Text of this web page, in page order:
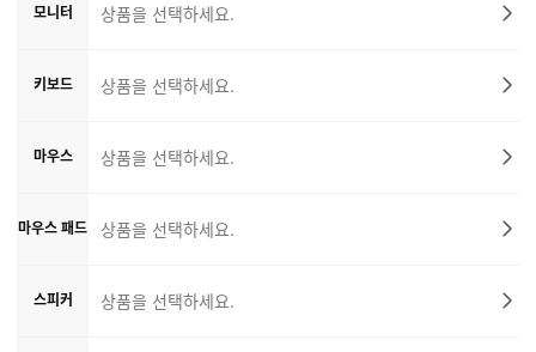
모니터 상품을 선택하세요.
키보드 상품을 선택하세요.
마우스 상품을 선택하세요.
마우스 패드 상품을 선택하세요.
스피커 상품을 선택하세요.